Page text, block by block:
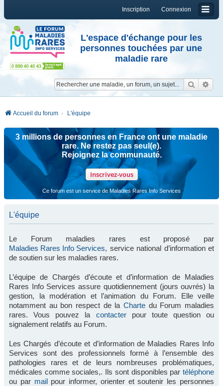
Connexion
Inscription
L'espace d'échange pour les
personnes touchées par une
maladie rare
Accueil du forum L'équipe
3 millions de personnes en France ont une maladie
rare. Ne restez pas seul(e).
Rejoignez la communauté.
Inscrivez-vous
Ce forum est un service de Maladies Rares Info Services
L'équipe
Le Forum maladies rares est proposé par
Maladies Rares Info Services, service national d’information et
de soutien sur les maladies rares.
L’équipe de Chargés d’écoute et d’information de Maladies
Rares Info Services assure quotidiennement (jours ouvrés) la
gestion, la modération et l’animation du Forum. Elle veille
notamment au bon respect de la Charte du Forum maladies
rares. Vous pouvez la contacterpour toute question ou
signalement relatifs au Forum.
Les Chargés d’écoute et d’information de Maladies Rares Info
Services sont des professionnels formé à l’ensemble des
pathologies rares et de leurs nombreuses problématiques,
médicales comme sociales,. Ils sont disponibles par téléphone
ou par mailpour informer, orienter et soutenir les personnes